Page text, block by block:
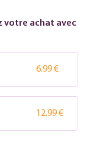
votre achat avec
6.99 €
12.99 €